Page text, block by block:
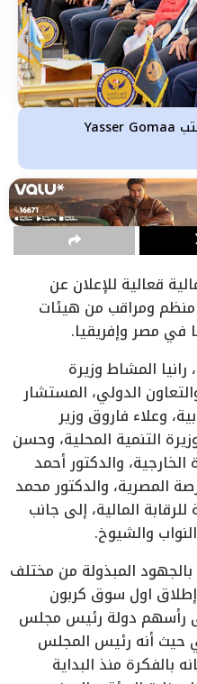
قعالية للإعلان عن
ومراقب من هيئات
في مصر وإفريقيا.
المشاط وزيرة
الدولي، المستشار
وعلاء فاروق وزير
التنمية المحلية، وحسن
الخارجية، والدكتور أحمد
المصرية، والدكتور محمد
المالية، إلى جانب
والشيوخ.
المبذولة من مختلف
اول سوق كربون
رأسهم دولة رئيس مجلس
حيث أنه رئيس المجلس
بالفكرة منذ البداية